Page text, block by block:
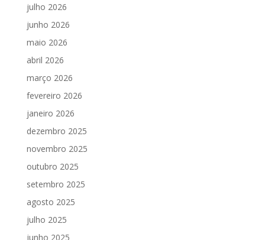
julho 2026
junho 2026
maio 2026
abril 2026
março 2026
fevereiro 2026
janeiro 2026
dezembro 2025
novembro 2025
outubro 2025
setembro 2025
agosto 2025
julho 2025
junho 2025